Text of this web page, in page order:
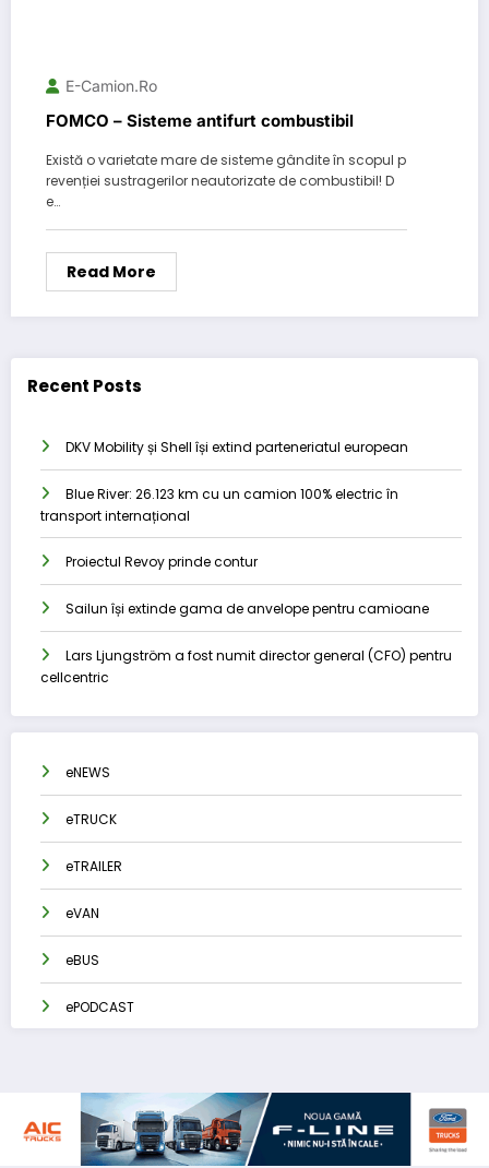
E-Camion.ro
FOMCO – Sisteme antifurt combustibil
Există o varietate mare de sisteme gândite în scopul p
revenției sustragerilor neautorizate de combustibil! D
e…
Read More
Recent Posts
DKV Mobility și Shell își extind parteneriatul european
Blue River: 26.123 km cu un camion 100% electric în
transport internațional
Proiectul Revoy prinde contur
Sailun își extinde gama de anvelope pentru camioane
Lars Ljungström a fost numit director general (CFO) pentru
cellcentric
eNEWS
eTRUCK
eTRAILER
eVAN
eBUS
ePODCAST